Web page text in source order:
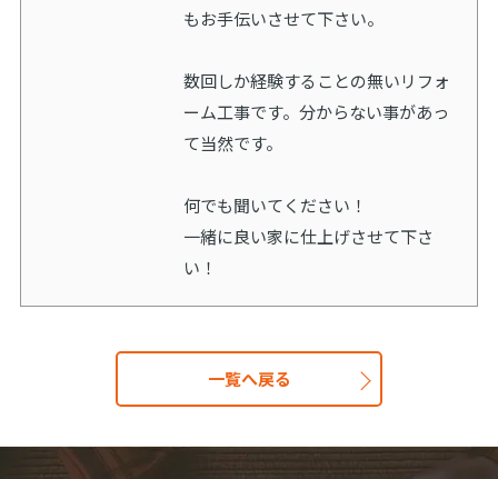
もお手伝いさせて下さい。
数回しか経験することの無いリフォ
ーム工事です。分からない事があっ
て当然です。
何でも聞いてください！
一緒に良い家に仕上げさせて下さ
い！
一覧へ戻る